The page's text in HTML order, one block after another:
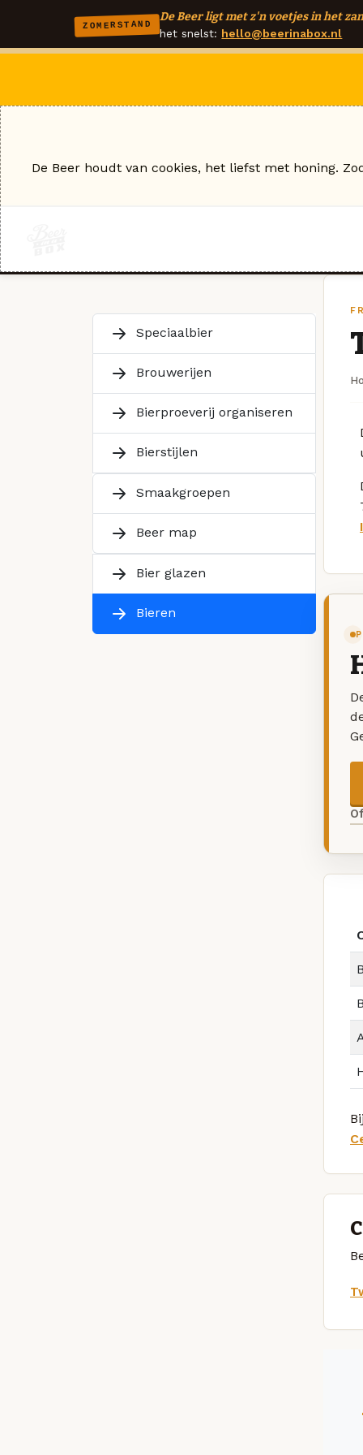
ZOMERSTAND
De Beer ligt met z'n voetjes in het
het snelst: hello@beerinabox.nl
Speciaalbier
Brouwerijen
Bierproeverij organiseren
Bierstijlen
Smaakgroepen
Beer map
Bier glazen
Bieren
De Beer houdt van cookies, het liefst met honing.